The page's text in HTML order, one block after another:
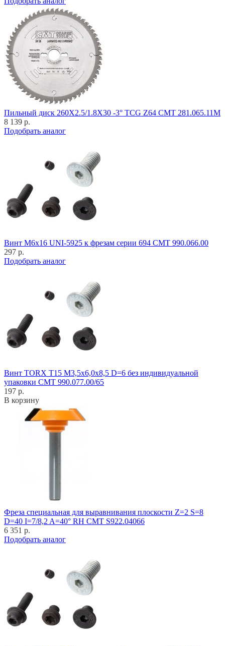
Пильный диск 260X2.5/1.8X30 -3° TCG Z64 CMT 281.065.11M
8 139 р.
Подобрать аналог
Винт M6x16 UNI-5925 к фрезам серии 694 CMT 990.066.00
297 р.
Подобрать аналог
Винт TORX T15 M3,5x6,0x8,5 D=6 без индивидуальной
упаковки CMT 990.077.00/65
197 р.
В корзину
Фреза специальная для выравнивания плоскости Z=2 S=8
D=40 I=7/8,2 A=40° RH CMT S922.04066
6 351 р.
Подобрать аналог